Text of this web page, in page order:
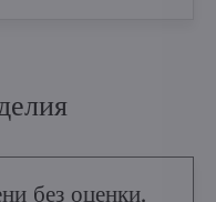
без оценки.